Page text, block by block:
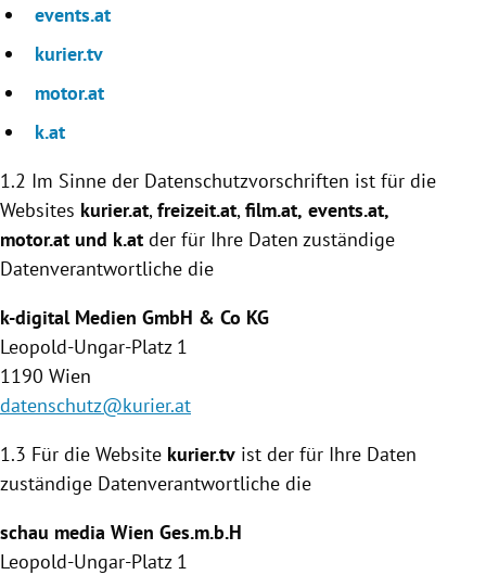
events.at
kurier.tv
motor.at
k.at
1.2 Im Sinne der Datenschutzvorschriften ist für die
Websites kurier.at, freizeit.at, film.at, events.at,
motor.at und k.at der für Ihre Daten zuständige
Datenverantwortliche die
k-digital Medien GmbH & Co KG
Leopold-Ungar-Platz 1
1190 Wien
datenschutz@kurier.at
1.3 Für die Website kurier.tv ist der für Ihre Daten
zuständige Daten­verantwortliche die
schau media Wien Ges.m.b.H
Leopold-Ungar-Platz 1